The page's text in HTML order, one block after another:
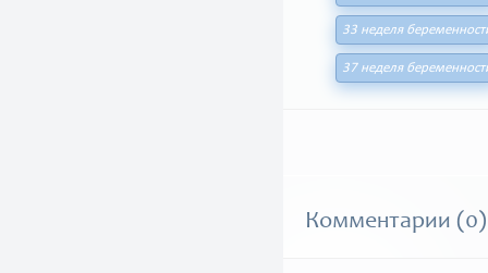
33 неделя
37 неделя
Комментарии (0)